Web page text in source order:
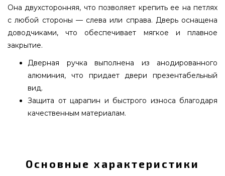
Она двухсторонняя, что позволяет крепить ее на петлях
с любой стороны — слева или справа. Дверь оснащена
доводчиками, что обеспечивает мягкое и плавное
закрытие.
Дверная ручка выполнена из анодированного
алюминия, что придает двери презентабельный
вид.
Защита от царапин и быстрого износа благодаря
качественным материалам.
популярного производителя Napoleon, Канада
по выгодной цене всего 18 990 грн. в каталоге
Основные характеристики